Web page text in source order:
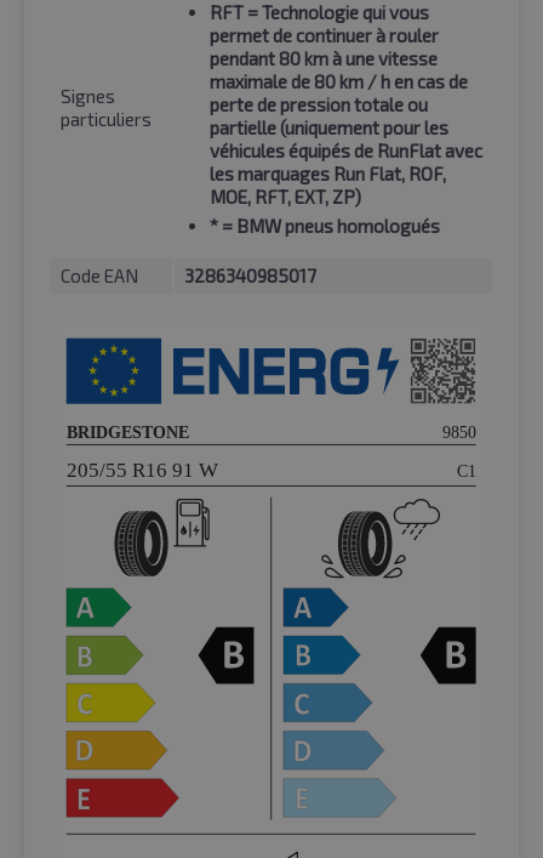
Signes
particuliers
RFT = Technologie qui vous
permet de continuer à rouler
pendant 80 km à une vitesse
maximale de 80 km / h en cas de
perte de pression totale ou
partielle (uniquement pour les
véhicules équipés de RunFlat avec
les marquages Run Flat, ROF,
MOE, RFT, EXT, ZP)
* = BMW pneus homologués
Code EAN 3286340985017